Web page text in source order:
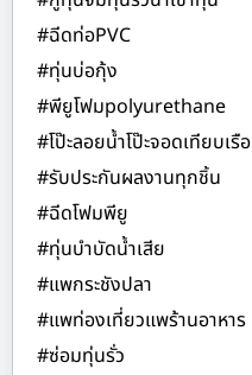
#ฉีดท่อPVC
#ทุ่นบ่อกุ้ง
#พียูโฟมpolyurethane
#โป๊ะลอยน้ำโป๊ะจอดเทียบเรือ
#รับประกันผลงานทุกชิ้น
#ฉีดโฟมพียู
#ทุ่นบำบัดน้ำเสีย
#แพกระชังปลา
#แพท่องเที่ยวแพร้านอาหาร
#ซ่อมทุ่นรั่ว